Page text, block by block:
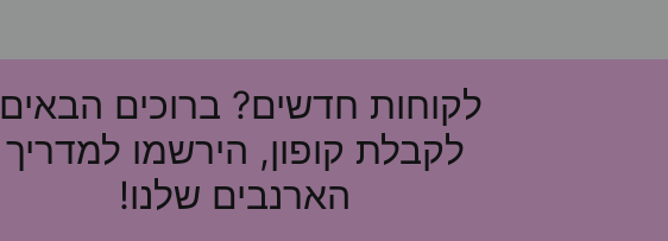
לקוחות חדשים? ברוכים
לקבלת קופון, הירשמו למדריך
הארנבים שלנו!